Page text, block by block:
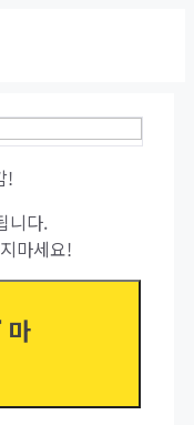
!
니다.
마세요!
마